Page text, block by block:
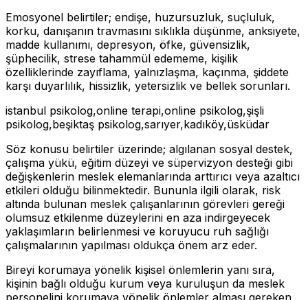
Emosyonel belirtiler; endişe, huzursuzluk, suçluluk,
korku, danışanın travmasını sıklıkla düşünme, anksiyete,
madde kullanımı, depresyon, öfke, güvensizlik,
şüphecilik, strese tahammül edememe, kişilik
özelliklerinde zayıflama, yalnızlaşma, kaçınma, şiddete
karşı duyarlılık, hissizlik, yetersizlik ve bellek sorunları.
istanbul psikolog,online terapi,online psikolog,şişli
psikolog,beşiktaş psikolog,sarıyer,kadıköy,üsküdar
Söz konusu belirtiler üzerinde; algılanan sosyal destek,
çalışma yükü, eğitim düzeyi ve süpervizyon desteği gibi
değişkenlerin meslek elemanlarında arttırıcı veya azaltıcı
etkileri olduğu bilinmektedir. Bununla ilgili olarak, risk
altında bulunan meslek çalışanlarının görevleri gereği
olumsuz etkilenme düzeylerini en aza indirgeyecek
yaklaşımların belirlenmesi ve koruyucu ruh sağlığı
çalışmalarının yapılması oldukça önem arz eder.
Bireyi korumaya yönelik kişisel önlemlerin yanı sıra,
kişinin bağlı olduğu kurum veya kuruluşun da meslek
personelini korumaya yönelik önlemler alması gereken